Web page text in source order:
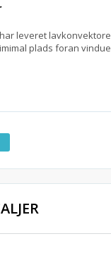
leveret
plads foran